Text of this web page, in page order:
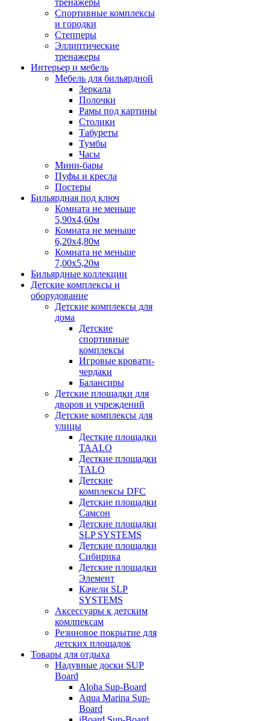
тренажеры
Спортивные комплексы
и городки
Степперы
Эллиптические
тренажеры
Интерьер и мебель
Мебель для бильярдной
Зеркала
Полочки
Рамы под картины
Столики
Табуреты
Тумбы
Часы
Мини-бары
Пуфы и кресла
Постеры
Бильярдная под ключ
Комната не меньше
5,90х4,60м
Комната не меньше
6,20х4,80м
Комната не меньше
7,00х5,20м
Бильярдные коллекции
Детские комплексы и
оборудование
Детские комплексы для
дома
Детские
спортивные
комплексы
Игровые кровати-
чердаки
Балансиры
Детские площадки для
дворов и учреждений
Детские комплексы для
улицы
Десткие площадки
TAALO
Десткие площадки
TALO
Детские
комплексы DFC
Детские площадки
Самсон
Детские площадки
SLP SYSTEMS
Детские площадки
Сибирика
Детские площадки
Элемент
Качели SLP
SYSTEMS
Аксессуары к детским
комлпексам
Резиновое покрытие для
детских площадок
Товары для отдыха
Надувные доски SUP
Board
Aloha Sup-Board
Aqua Marina Sup-
Board